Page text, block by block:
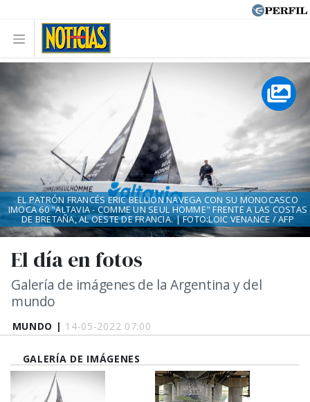
MUNDO | 14-05-2022 07:00
El día en fotos
Galería de imágenes de la Argentina y del
mundo
EL PATRÓN FRANCÉS ERIC BELLION NAVEGA CON SU MONOCASCO
IMOCA 60 "ALTAVIA - COMME UN SEUL HOMME" FRENTE A LAS COSTAS
DE BRETAÑA, AL OESTE DE FRANCIA. | FOTO:LOIC VENANCE / AFP
GALERÍA DE IMÁGENES